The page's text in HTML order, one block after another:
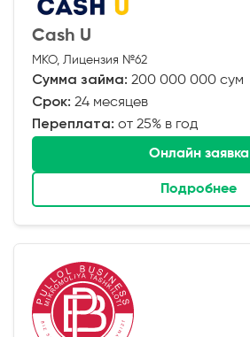
Cash U
МКО, Лицензия №62
Сумма займа: 200 000 000 сум
Срок: 24 месяцев
Переплата: от 25% в год
Онлайн заявка
Подробнее